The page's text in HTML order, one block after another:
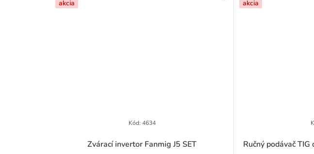
akcia
Zvárací invertor Fanmig J5 SET
hodnotenie
Kód: 4634
akcia
Ručný podávač